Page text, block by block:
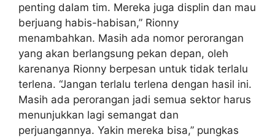
penting dalam tim. Mereka juga displin dan mau
berjuang habis-habisan,” Rionny
menambahkan. Masih ada nomor perorangan
yang akan berlangsung pekan depan, oleh
karenanya Rionny berpesan untuk tidak terlalu
terlena. “Jangan terlalu terlena dengan hasil ini.
Masih ada perorangan jadi semua sektor harus
menunjukkan lagi semangat dan
perjuangannya. Yakin mereka bisa,” pungkas